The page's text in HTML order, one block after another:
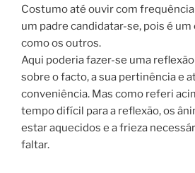
Costumo até ouvir com
um padre candidatar-se, pois é um
como os outros.
Aqui poderia fazer-se uma
sobre o facto, a sua pertinência e
conveniência. Mas como referi
tempo difícil para a reflexão, os
estar aquecidos e a frieza
faltar.